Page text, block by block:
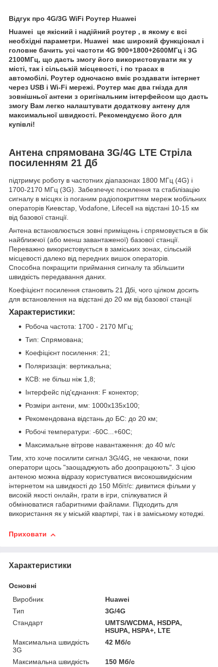
Відгук про 4G/3G WiFi Роутер Huawei
Huawei це якісний і надійний роутер , в якому є всі
необхідні параметри. Huawei має широкий функціонал і
головне бачить усі частоти 4G 900+1800+2600МГц і 3G
2100МГц, що дасть змогу його використовувати як у
місті, так і сільській місцевості, і по трасах в
автомобілі. Роутер одночасно вміє роздавати інтернет
через USB і Wi-Fi мережі. Роутер має два гнізда для
зовнішньої антени з оригінальним інтерфейсом що дасть
змогу Вам легко налаштувати додаткову антену для
максимальної швидкості. Рекомендуємо його для
купівлі!
Антена спрямована 3G/4G LTE Стріла
посиленням 21 Дб
підтримує роботу в частотних діапазонах 1800 МГц (4G) і
1700-2170 МГц (3G). Забезпечує посилення та стабілізацію
сигналу в місцях із поганим радіопокриттям мереж мобільних
операторів Киевстар, Vodafone, Lifecell на відстані 10-15 км
від базової станції.
Антена встановлюється зовні приміщень і спрямовується в бік
найближчої (або менш завантаженої) базової станції.
Переважно використовується в заміських зонах, сільській
місцевості далеко від передних вишок операторів.
Способна покращити приймання сигналу та збільшити
швидкість передавання даних.
Коефіцієнт посилення становить 21 Дбі, чого цілком досить
для встановлення на відстані до 20 км від базової станції
Характеристики:
Робоча частота: 1700 - 2170 МГц;
Тип: Спрямована;
Коефіцієнт посилення: 21;
Поляризація: вертикальна;
КСВ: не більш ніж 1,8;
Інтерфейс під'єднання: F конектор;
Розміри антени, мм: 1000х135х100;
Рекомендована відстань до БС: до 20 км;
Робочі температури: -60С...+60С;
Максимальне вітрове навантаження: до 40 м/с
Тим, хто хоче посилити сигнал 3G/4G, не чекаючи, поки
оператори щось "заощаджують або доопрацюють". З цією
антеною можна відразу користуватися високошвидкісним
інтернетом на швидкості до 150 Мбіт/с: дивитися фільми у
високій якості онлайн, грати в ігри, спілкуватися й
обмінюватися габаритними файлами. Підходить для
використання як у міській квартирі, так і в заміському котеджі.
Приховати
Характеристики
Основні
Виробник
Huawei
Тип
3G/4G
Стандарт
UMTS/WCDMA, HSDPA,
HSUPA, HSPA+, LTE
Максимальна швидкість
3G
42 Мб/с
Максимальна швидкість
150 Мб/с